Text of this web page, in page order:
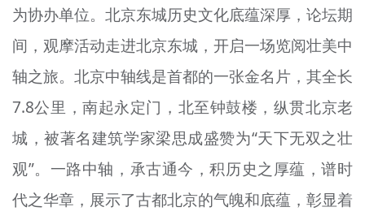
榜样人物
+
身边好人
文明评论
北京宣传文化引导基金
宣传思想文化人才
为协办单位。北京东城历史文化底蕴深厚，论坛期
间，观摩活动走进北京东城，开启一场览阅壮美中
轴之旅。北京中轴线是首都的一张金名片，其全长
7.8公里，南起永定门，北至钟鼓楼，纵贯北京老
城，被著名建筑学家梁思成盛赞为“天下无双之壮
观”。一路中轴，承古通今，积历史之厚蕴，谱时
代之华章，展示了古都北京的气魄和底蕴，彰显着